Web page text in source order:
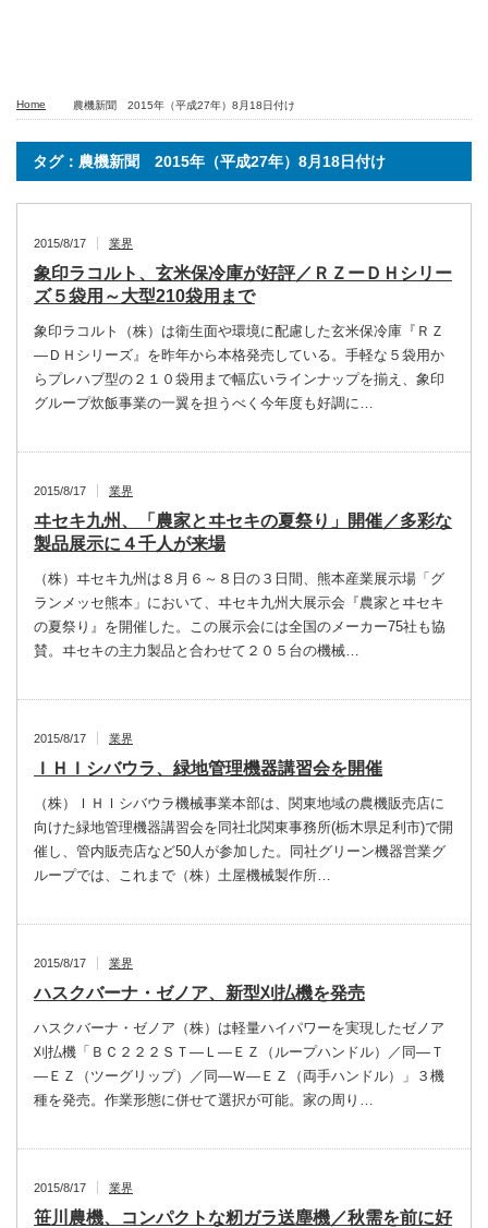
Home 農機新聞 2015年（平成27年）8月18日付け
タグ：農機新聞 2015年（平成27年）8月18日付け
2015/8/17 業界
象印ラコルト、玄米保冷庫が好評／ＲＺーＤＨシリー
ズ５袋用～大型210袋用まで
象印ラコルト（株）は衛生面や環境に配慮した玄米保冷庫『ＲＺ
―ＤＨシリーズ』を昨年から本格発売している。手軽な５袋用か
らプレハブ型の２１０袋用まで幅広いラインナップを揃え、象印
グループ炊飯事業の一翼を担うべく今年度も好調に…
2015/8/17 業界
ヰセキ九州、「農家とヰセキの夏祭り」開催／多彩な
製品展示に４千人が来場
（株）ヰセキ九州は８月６～８日の３日間、熊本産業展示場「グ
ランメッセ熊本」において、ヰセキ九州大展示会『農家とヰセキ
の夏祭り』を開催した。この展示会には全国のメーカー75社も協
賛。ヰセキの主力製品と合わせて２０５台の機械…
2015/8/17 業界
ＩＨＩシバウラ、緑地管理機器講習会を開催
（株）ＩＨＩシバウラ機械事業本部は、関東地域の農機販売店に
向けた緑地管理機器講習会を同社北関東事務所(栃木県足利市)で開
催し、管内販売店など50人が参加した。同社グリーン機器営業グ
ループでは、これまで（株）土屋機械製作所…
2015/8/17 業界
ハスクバーナ・ゼノア、新型刈払機を発売
ハスクバーナ・ゼノア（株）は軽量ハイパワーを実現したゼノア
刈払機「ＢＣ２２２ＳＴ―Ｌ―ＥＺ（ループハンドル）／同―Ｔ
―ＥＺ（ツーグリップ）／同―Ｗ―ＥＺ（両手ハンドル）」３機
種を発売。作業形態に併せて選択が可能。家の周り…
2015/8/17 業界
笹川農機、コンパクトな籾ガラ送塵機／秋需を前に好